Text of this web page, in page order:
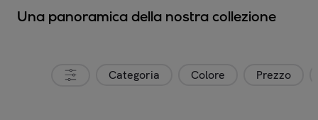
Una panoramica della nostra collezione
Categoria Colore Prezzo